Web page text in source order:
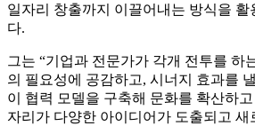
일자리 창출까지 이끌어내는 방식을 활
다.
그는 “기업과 전문가가 각개 전투를 하
의 필요성에 공감하고, 시너지 효과를
이 협력 모델을 구축해 문화를 확산하고
자리가 다양한 아이디어가 도출되고 새